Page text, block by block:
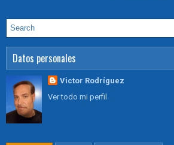
Datos personales
Victor Rodríguez
Ver todo mi perfil